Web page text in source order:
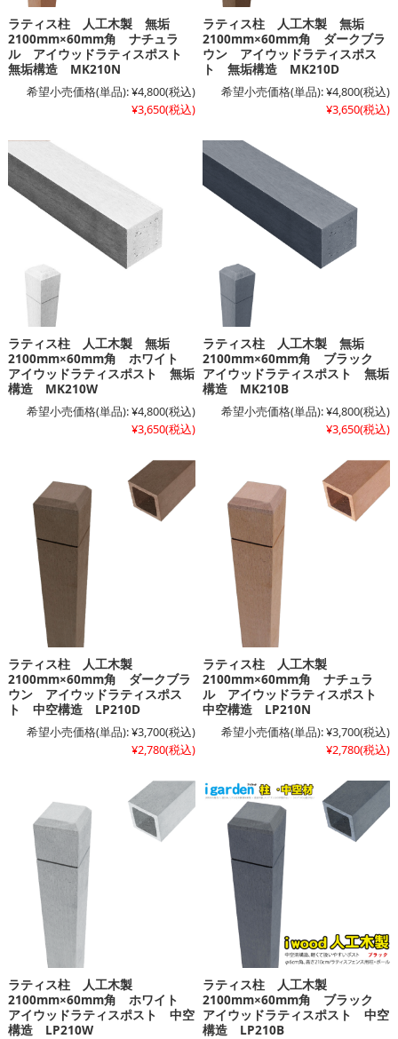
ラティス柱 人工木製 無垢
2100mm×60mm角 ナチュラ
ル アイウッドラティスポスト
無垢構造 MK210N
希望小売価格(単品):¥4,800(税込)
¥3,650(税込)
ラティス柱 人工木製 無垢
2100mm×60mm角 ダークブラ
ウン アイウッドラティスポス
ト 無垢構造 MK210D
希望小売価格(単品):¥4,800(税込)
¥3,650(税込)
ラティス柱 人工木製 無垢
2100mm×60mm角 ホワイト
アイウッドラティスポスト 無垢
構造 MK210W
希望小売価格(単品):¥4,800(税込)
¥3,650(税込)
ラティス柱 人工木製 無垢
2100mm×60mm角 ブラック
アイウッドラティスポスト 無垢
構造 MK210B
希望小売価格(単品):¥4,800(税込)
¥3,650(税込)
ラティス柱 人工木製
2100mm×60mm角 ダークブラ
ウン アイウッドラティスポス
ト 中空構造 LP210D
希望小売価格(単品):¥3,700(税込)
¥2,780(税込)
ラティス柱 人工木製
2100mm×60mm角 ナチュラ
ル アイウッドラティスポスト
中空構造 LP210N
希望小売価格(単品):¥3,700(税込)
¥2,780(税込)
ラティス柱 人工木製
2100mm×60mm角 ホワイト
アイウッドラティスポスト 中空
構造 LP210W
ラティス柱 人工木製
2100mm×60mm角 ブラック
アイウッドラティスポスト 中空
構造 LP210B